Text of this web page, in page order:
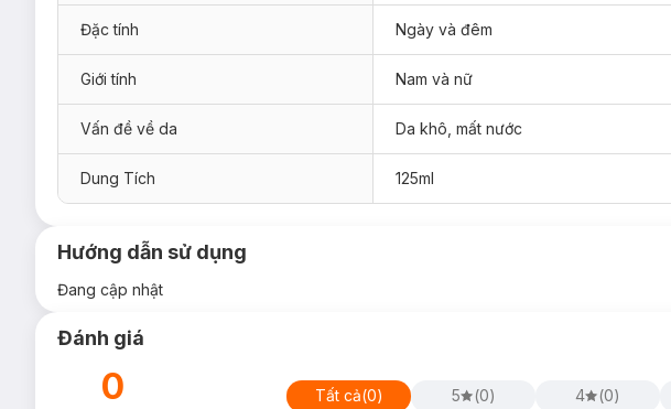
Đặc tính Ngày và đêm
Giới tính Nam và nữ
Vấn đề về da Da khô, mất nước
Dung Tích 125ml
Hướng dẫn sử dụng
Đang cập nhật
Đánh giá
0 Tất cả(0) 5 (0) 4 (0)